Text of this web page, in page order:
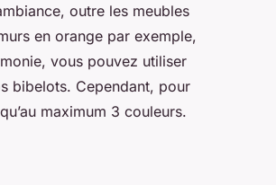
outre les meubles
en orange par exemple,
vous pouvez utiliser
bibelots. Cependant, pour
maximum 3 couleurs.